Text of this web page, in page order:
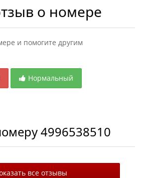
о номере
и помогите другим
Нормальный
4996538510
все отзывы